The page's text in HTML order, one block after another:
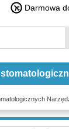
Darmowa